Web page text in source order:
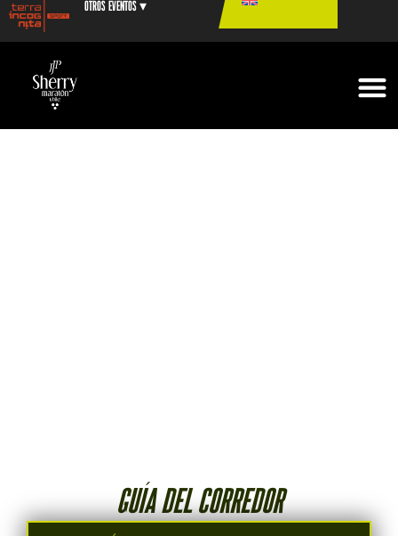
Otros eventos ▾
GUÍA DEL CORREDOR